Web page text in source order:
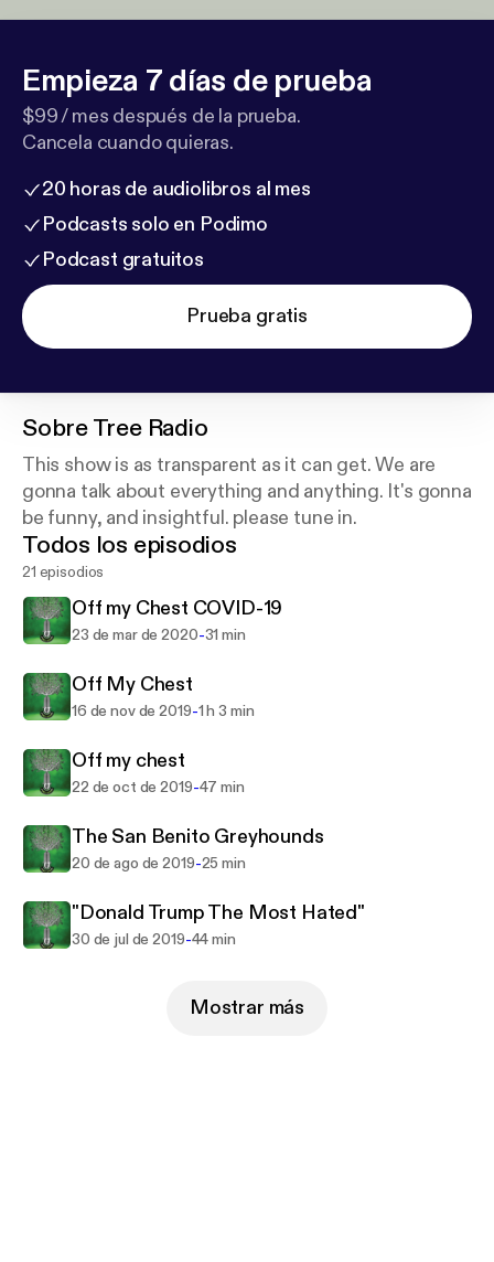
Empieza 7 días de prueba
$99 / mes después de la prueba.
Cancela cuando quieras.
20 horas de audiolibros al mes
Podcasts solo en Podimo
Podcast gratuitos
Prueba gratis
SobreTree Radio
This show is as transparent as it can get. We are
gonna talk about everything and anything. It's gonna
be funny, and insightful. please tune in.
Todos los episodios
21 episodios
Off my Chest COVID-19
23 de mar de 2020-31 min
Off My Chest
16 de nov de 2019-1 h 3 min
Off my chest
22 de oct de 2019-47 min
The San Benito Greyhounds
20 de ago de 2019-25 min
"Donald Trump The Most Hated"
30 de jul de 2019-44 min
Mostrar más